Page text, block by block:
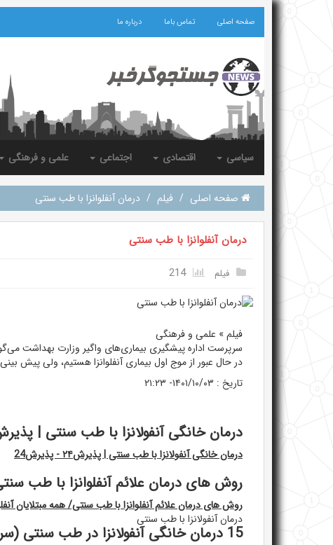
صفحه اصلی تماس باما درباره ما
سیاسی اقتصادی اجتماعی علمی و فرهنگی
صفحه اصلی / فیلم / درمان آنفلوانزا با طب سنتی
درمان آنفلوانزا با طب سنتی
فیلم 214
فیلم » علمی و فرهنگی
سرپرست اداره پیشگیری بیماری‌های واگیر وزارت بهداشت
در حال عبور از موج اول بیماری آنفلوانزا هستیم، ولی پیش
تاریخ :
درمان خانگی آنفولانزا با طب سنتی | پذیرش۲۴ -
درمان خانگی آنفولانزا با طب سنتی | پذیرش۲۴ - پذیرش24
روش های درمان علائم آنفلوانزا با طب
روش های درمان علائم آنفلوانزا با طب سنتی/ همه مبتلایان
درمان آنفولانزا با طب سنتی
15 درمان خانگی آنفولانزا در طب سنتی (سریع و فوری) - عطارخونه